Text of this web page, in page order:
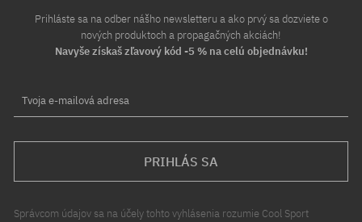
Prihláste sa na odber nášho newsletteru a ako prvý sa dozviete o
nových produktoch a propagačných akciách!
Navyše získaš zľavový kód -5 % na celú objednávku!
Tvoja e-mailová adresa
PRIHLÁS SA
Správcom údajov sa na účely tohto vyhlásenia rozumie Cool Sport